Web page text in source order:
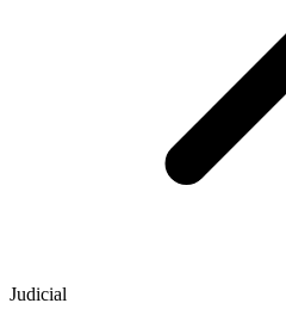
Judicial